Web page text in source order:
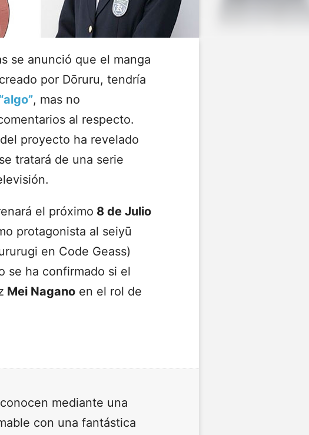
se anunció que el manga
por Dōruru, tendría
, mas no
al respecto.
proyecto ha revelado
tratará de una serie
el próximo 8 de Julio
protagonista al seiyū
en Code Geass)
se ha confirmado si el
Mei Nagano en el rol de
mediante una
con una fantástica